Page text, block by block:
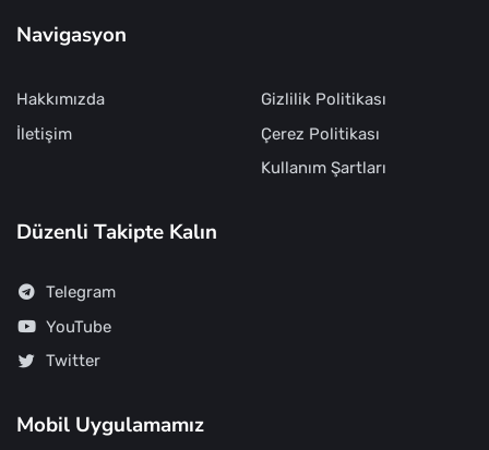
Navigasyon
Hakkımızda
İletişim
Gizlilik Politikası
Çerez Politikası
Kullanım Şartları
Düzenli Takipte Kalın
Telegram
YouTube
Twitter
Mobil Uygulamamız